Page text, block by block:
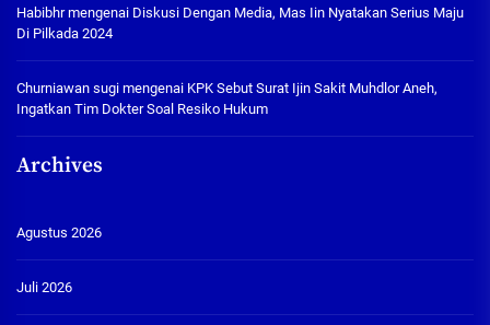
Habibhrmengenai Diskusi Dengan Media, Mas Iin Nyatakan Serius Maju
Di Pilkada 2024
Churniawan sugi mengenai KPK Sebut Surat Ijin Sakit Muhdlor Aneh,
Ingatkan Tim Dokter Soal Resiko Hukum
Archives
Agustus 2026
Juli 2026